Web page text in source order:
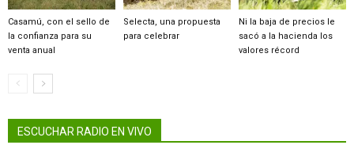
Casamú, con el sello de
la confianza para su
venta anual
Selecta, una propuesta
para celebrar
Ni la baja de precios le
sacó a la hacienda los
valores récord
ESCUCHAR RADIO EN VIVO